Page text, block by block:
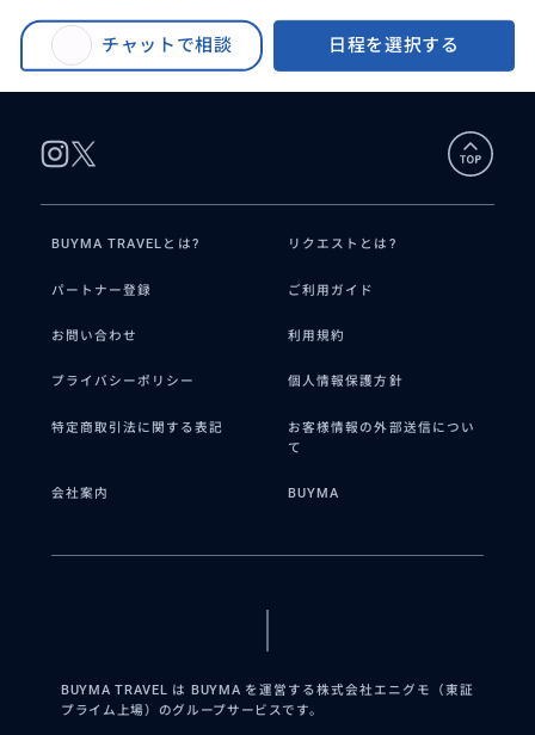
チャットで相談 日程を選択する
【空港送迎・貸切チャーター車プラン】桃園国際空港➡︎台北市内ホテル＆滞
在先送迎プラン
BUYMA TRAVELとは? リクエストとは?
パートナー登録 ご利用ガイド
お問い合わせ 利用規約
プライバシーポリシー 個人情報保護方針
特定商取引法に関する表記
お客様情報の外部送信につい
て
会社案内 BUYMA
BUYMA TRAVEL は BUYMA を運営する株式会社エニグモ（東証
プライム上場）のグループサービスです。